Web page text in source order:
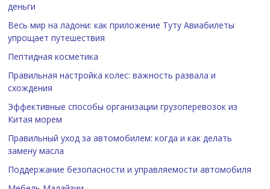
деньги
Весь мир на ладони: как приложение Туту Авиабилеты
упрощает путешествия
Пептидная косметика
Правильная настройка колес: важность развала и
схождения
Эффективные способы организации грузоперевозок из
Китая морем
Правильный уход за автомобилем: когда и как делать
замену масла
Поддержание безопасности и управляемости автомобиля